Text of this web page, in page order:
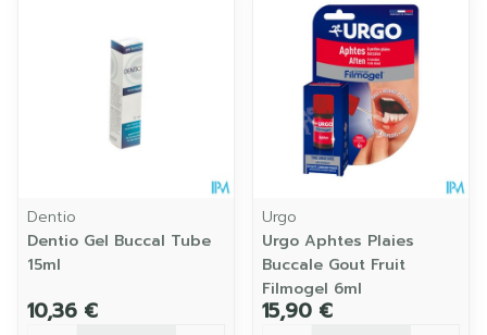
Dentio
Dentio Gel Buccal Tube
15ml
10,36 €
Urgo
Urgo Aphtes Plaies
Buccale Gout Fruit
Filmogel 6ml
15,90 €